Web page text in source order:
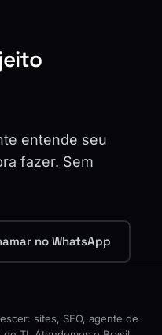
entende seu
fazer. Sem
no WhatsApp
sites, SEO, agente de